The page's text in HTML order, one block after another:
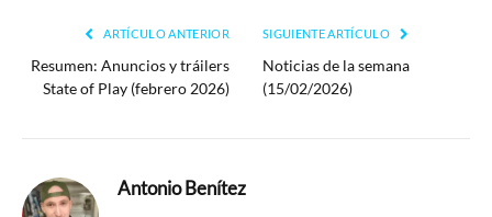
ARTÍCULO ANTERIOR
Resumen: Anuncios y tráilers
State of Play (febrero 2026)
SIGUIENTE ARTÍCULO
Noticias de la semana
(15/02/2026)
Antonio Benítez